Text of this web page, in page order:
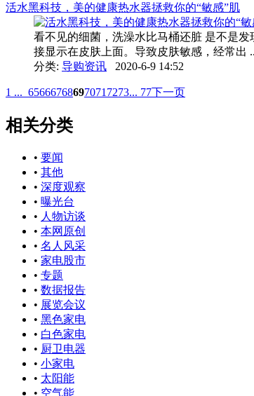
活水黑科技，美的健康热水器拯救你的“敏感”肌
看不见的细菌，洗澡水比马桶还脏 是不是
接显示在皮肤上面。导致皮肤敏感，经常出
分类: 导购资讯 2020-6-9 14:52
1 ... 65666768697071 7273... 77下一页
相关分类
• 要闻
• 其他
• 深度观察
• 曝光台
• 人物访谈
• 本网原创
• 名人风采
• 家电股市
• 专题
• 数据报告
• 展览会议
• 黑色家电
• 白色家电
• 厨卫电器
• 小家电
• 太阳能
• 空气能